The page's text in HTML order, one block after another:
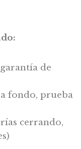
de
fondo, prueba
cerrando,